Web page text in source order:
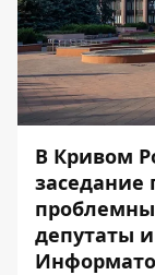
В Кривом
заседание
депутаты